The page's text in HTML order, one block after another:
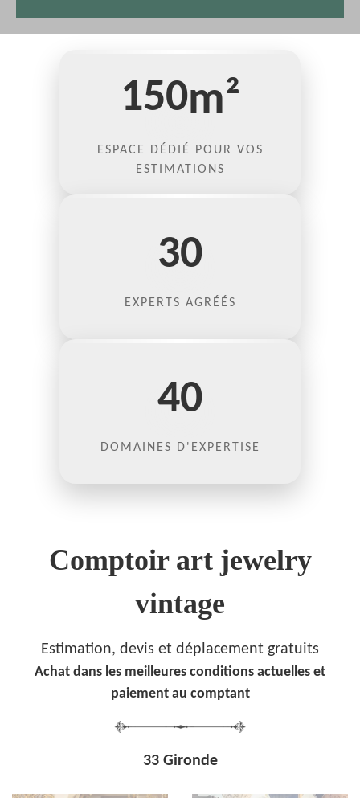
150m²
ESPACE DÉDIÉ POUR VOS
ESTIMATIONS
30
EXPERTS AGRÉÉS
40
DOMAINES D'EXPERTISE
Comptoir art jewelry
vintage
Estimation, devis et déplacement gratuits
Achat dans les meilleures conditions actuelles et
paiement au comptant
33 Gironde